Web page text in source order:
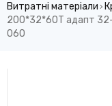
Витратні матеріали ›
200*32*60Т адапт
060